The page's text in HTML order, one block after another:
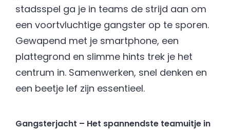
stadsspel ga je in teams de strijd aan om
een voortvluchtige gangster op te sporen.
Gewapend met je smartphone, een
plattegrond en slimme hints trek je het
centrum in. Samenwerken, snel denken en
een beetje lef zijn essentieel.
Gangsterjacht – Het spannendste teamuitje in